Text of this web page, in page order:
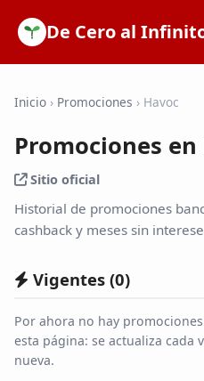
De Cero al
SOFIPOs
Bancos
Promociones
Inicio › Promociones › Havoc
Promociones en
Sitio oficial
Historial de promociones
cashback y meses sin
Vigentes (0)
Por ahora no hay
esta página: se actualiza cada
nueva.